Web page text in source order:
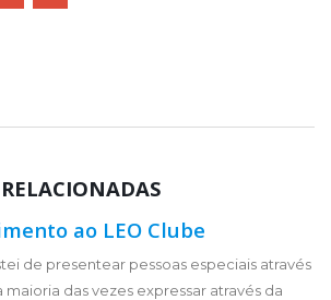
RELACIONADAS
ao LEO Clube
de presentear pessoas especiais através
maioria das vezes expressar através da